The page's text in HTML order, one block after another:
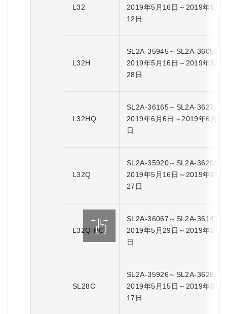
L32
2019年5月16日～2019年6月
12日
L32H
SL2A-35945～SL2A-36052
2019年5月16日～2019年5月
28日
L32HQ
SL2A-36165～SL2A-36271
2019年6月6日～2019年6月14
日
L32Q
SL2A-35920～SL2A-36290
2019年5月16日～2019年6月
27日
L32Q-PC
SL2A-36067～SL2A-36142
2019年5月29日～2019年6月5
日
SL28C
SL2A-35926～SL2A-36287
2019年5月15日～2019年6月
17日